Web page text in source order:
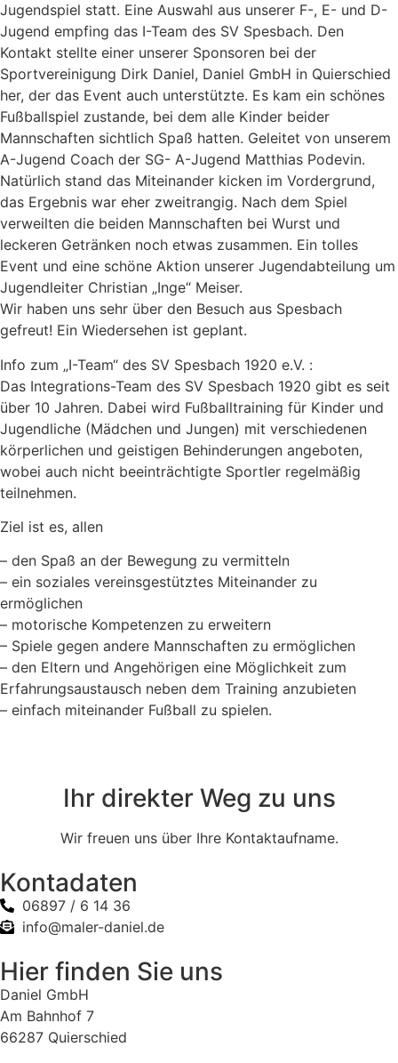
Jugendspiel statt. Eine Auswahl aus unserer F-, E- und D-
Jugend empfing das I-Team des SV Spesbach. Den
Kontakt stellte einer unserer Sponsoren bei der
Sportvereinigung Dirk Daniel, Daniel GmbH in Quierschied
her, der das Event auch unterstützte. Es kam ein schönes
Fußballspiel zustande, bei dem alle Kinder beider
Mannschaften sichtlich Spaß hatten. Geleitet von unserem
A-Jugend Coach der SG- A-Jugend Matthias Podevin.
Natürlich stand das Miteinander kicken im Vordergrund,
das Ergebnis war eher zweitrangig. Nach dem Spiel
verweilten die beiden Mannschaften bei Wurst und
leckeren Getränken noch etwas zusammen. Ein tolles
Event und eine schöne Aktion unserer Jugendabteilung um
Jugendleiter Christian „Inge“ Meiser.
Wir haben uns sehr über den Besuch aus Spesbach
gefreut! Ein Wiedersehen ist geplant.
Info zum „I-Team“ des SV Spesbach 1920 e.V. :
Das Integrations-Team des SV Spesbach 1920 gibt es seit
über 10 Jahren. Dabei wird Fußballtraining für Kinder und
Jugendliche (Mädchen und Jungen) mit verschiedenen
körperlichen und geistigen Behinderungen angeboten,
wobei auch nicht beeinträchtigte Sportler regelmäßig
teilnehmen.
Ziel ist es, allen
– den Spaß an der Bewegung zu vermitteln
– ein soziales vereinsgestütztes Miteinander zu
ermöglichen
– motorische Kompetenzen zu erweitern
– Spiele gegen andere Mannschaften zu ermöglichen
– den Eltern und Angehörigen eine Möglichkeit zum
Erfahrungsaustausch neben dem Training anzubieten
– einfach miteinander Fußball zu spielen.
Ihr direkter Weg zu uns
Wir freuen uns über Ihre Kontaktaufname.
Kontadaten
06897 / 6 14 36
info@maler-daniel.de
Hier finden Sie uns
Daniel GmbH
Am Bahnhof 7
66287 Quierschied